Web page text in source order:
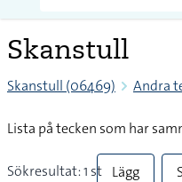
Skanstull
Skanstull (06469) Andra
Lista på tecken som har
Sökresultat: 1 st Lägg